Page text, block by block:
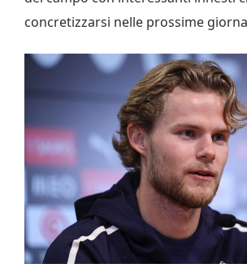
concretizzarsi nelle prossime